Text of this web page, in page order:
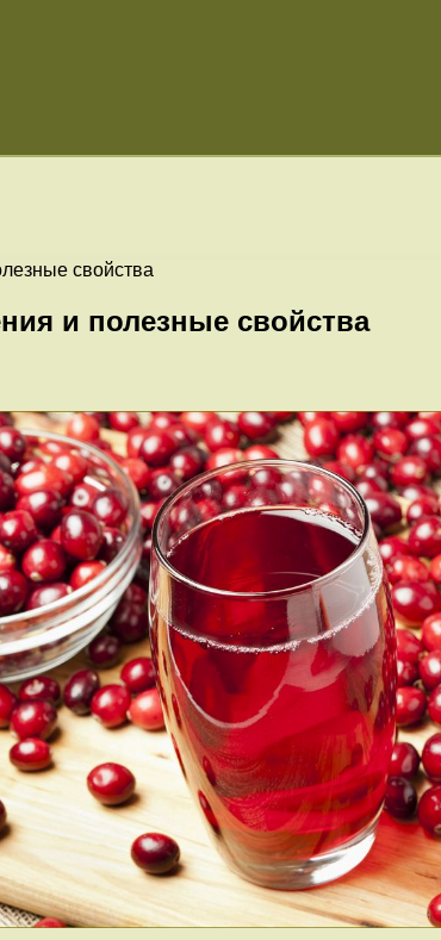
свойства
и полезные свойства